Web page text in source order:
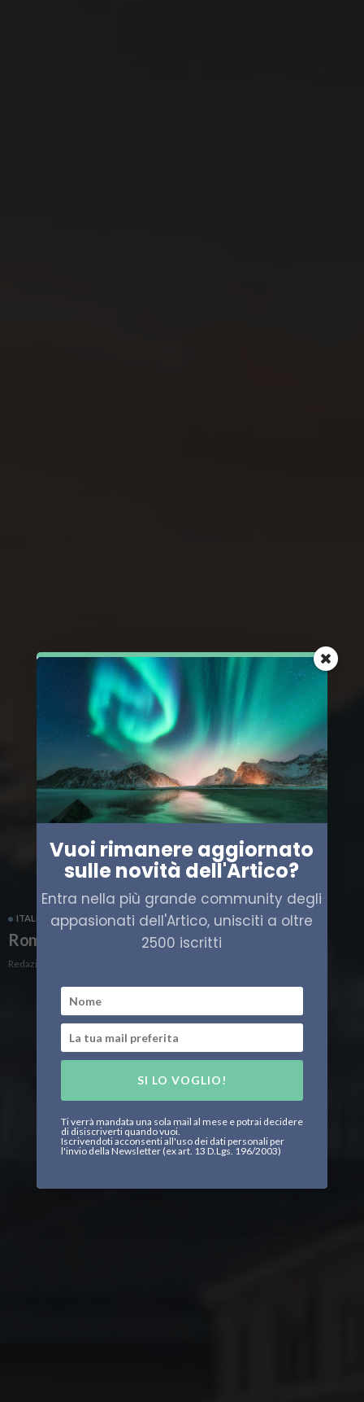
ITALIA POLITICA
Roma ospita l’Arctic Circle Forum 2026
Redazione
Vuoi rimanere aggiornato
sulle novità dell'Artico?
Entra nella più grande community degli
appasionati dell'Artico, unisciti a oltre
2500 iscritti
SI LO VOGLIO!
Ti verrà mandata una sola mail al mese e potrai decidere
di disiscriverti quando vuoi.
Iscrivendoti acconsenti all'uso dei dati personali per
l'invio della Newsletter (ex art. 13 D.Lgs. 196/2003)